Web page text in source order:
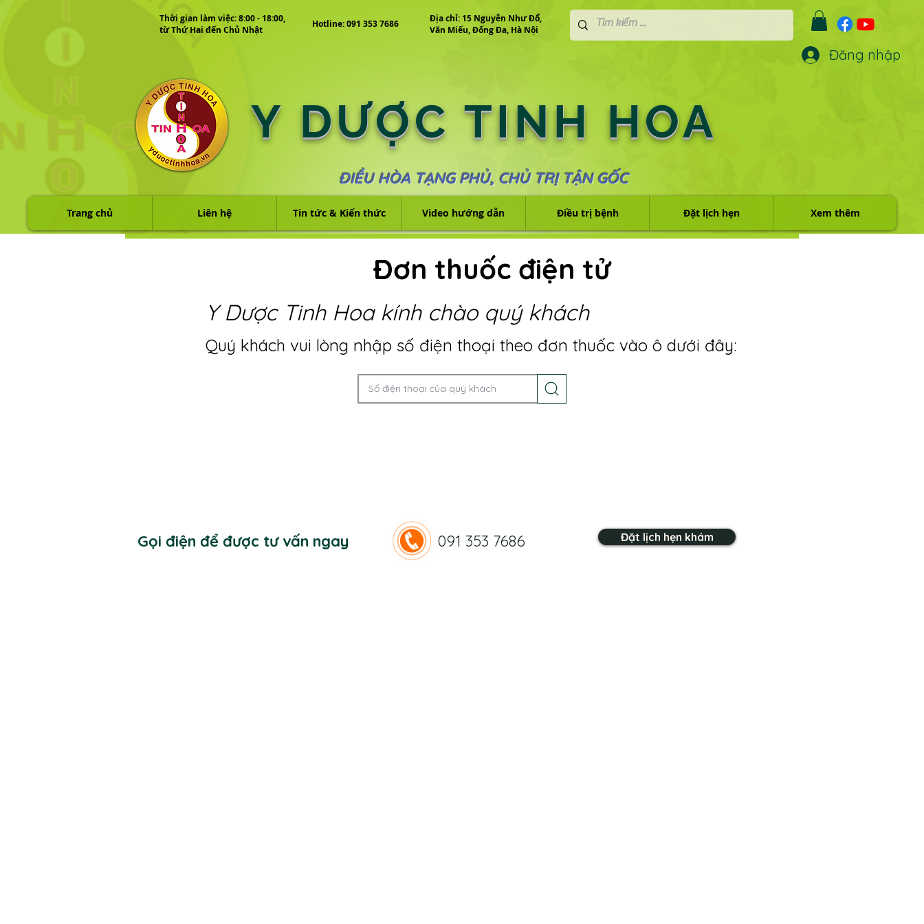
Đăng nhập
Thời gian làm việc: 8:00 - 18:00,
từ Thứ Hai đến Chủ Nhật
Hotline: 091 353 7686
Địa chỉ: 15 Nguyễn Như Đổ,
Văn Miếu, Đống Đa, Hà Nội
Y DƯỢC TINH HOA
ĐIỀU HÒA TẠNG PHỦ, CHỦ TRỊ TẬN GỐC
Trang chủ Liên hệ Tin tức & Kiến thức Video hướng dẫn Điều trị bệnh Đặt lịch hẹn Xem thêm
Đơn thuốc điện tử
Y Dược Tinh Hoa kính chào quý khách
Quý khách vui lòng nhập số điện thoại theo đơn thuốc vào ô dưới đây:
Gọi điện để được tư vấn ngay 091 353 7686 Đặt lịch hẹn khám